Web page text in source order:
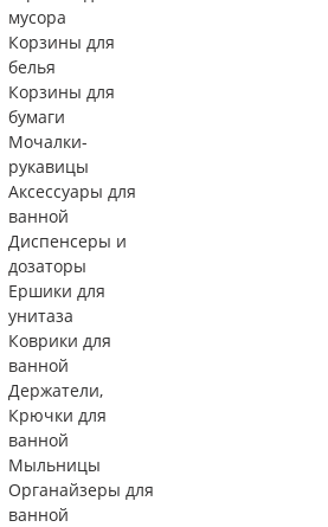
мусора
Корзины для
белья
Корзины для
бумаги
Мочалки-
рукавицы
Аксессуары для
ванной
Диспенсеры и
дозаторы
Ершики для
унитаза
Коврики для
ванной
Держатели,
Крючки для
ванной
Мыльницы
Органайзеры для
ванной